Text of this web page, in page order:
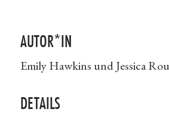
AUTOR*IN
Emily Hawkins und Jessica
DETAILS